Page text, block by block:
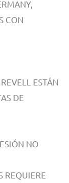
CON
ESTÁN
DE
NO
REQUIERE